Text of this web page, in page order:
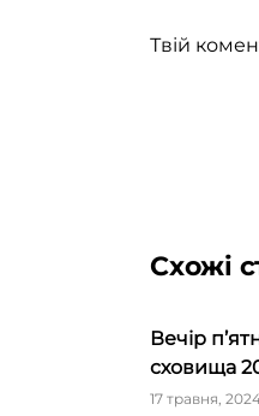
Твій
Схожі
Вечір
сховища
17 травня,